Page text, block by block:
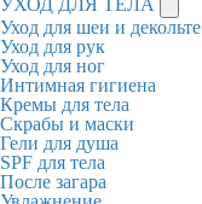
УХОД ДЛЯ ТЕЛА
Уход для шеи и декольте
Уход для рук
Уход для ног
Интимная гигиена
Кремы для тела
Скрабы и маски
Гели для душа
SPF для тела
После загара